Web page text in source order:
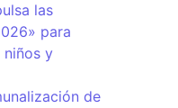
las
para
niños y
de